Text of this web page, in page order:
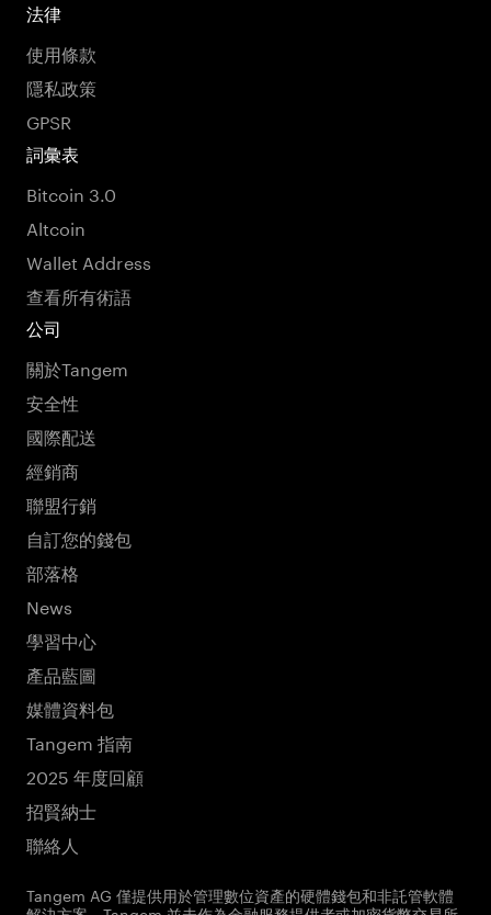
法律
使用條款
隱私政策
GPSR
詞彙表
Bitcoin 3.0
Altcoin
Wallet Address
查看所有術語
公司
關於Tangem
安全性
國際配送
經銷商
聯盟行銷
自訂您的錢包
部落格
News
學習中心
產品藍圖
媒體資料包
Tangem 指南
2025 年度回顧
招賢納士
聯絡人
Tangem AG 僅提供用於管理數位資產的硬體錢包和非託管軟體